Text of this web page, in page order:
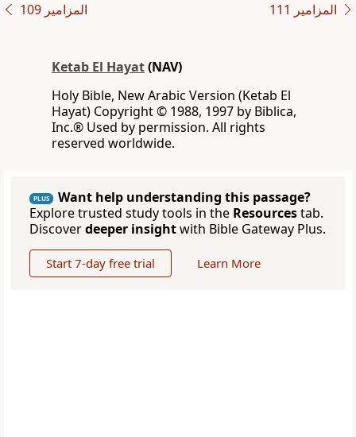
ﺍﻟﻤﺰﺍﻣﻴﺮ 109 ﺍﻟﻤﺰﺍﻣﻴﺮ 111
Ketab El Hayat(NAV)
Holy Bible, New Arabic Version (Ketab El
Hayat) Copyright © 1988, 1997 by Biblica,
Inc.® Used by permission. All rights
reserved worldwide.
PLUS
Want help understanding this passage?
Explore trusted study tools in the Resourcestab.
Discoverdeeper insightwith Bible Gateway Plus.
Start 7-day free trial Learn More